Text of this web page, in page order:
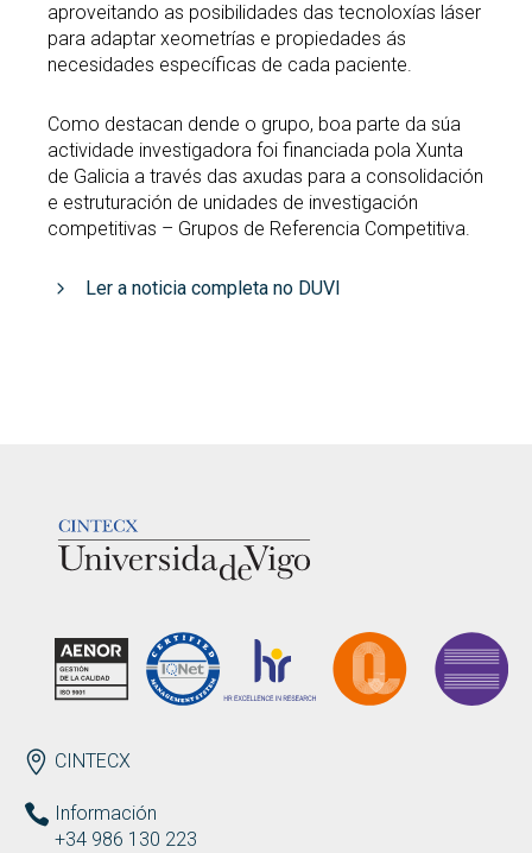
aproveitando as posibilidades das tecnoloxías láser
para adaptar xeometrías e propiedades ás
necesidades específicas de cada paciente.
Como destacan dende o grupo, boa parte da súa
actividade investigadora foi financiada pola Xunta
de Galicia a través das axudas para a consolidación
e estruturación de unidades de investigación
competitivas – Grupos de Referencia Competitiva.
Ler a noticia completa no DUVI
ENDEREZO
CINTECX
Información
+34 986 130 223